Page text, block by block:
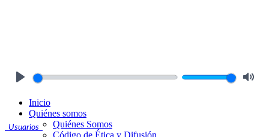
Usuarios
Inicio
Quiénes somos
Quiénes Somos
Código de Ética y Difusión